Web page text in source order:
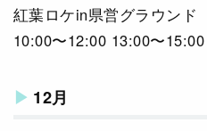
紅葉ロケin県営グラウンド
10:00〜12:00 13:00〜15:00
12月